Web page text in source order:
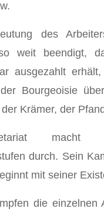
des
weit beendigt,
ausgezahlt
Bourgeoisie
Krämer, der
macht
durch. Sein
mit seiner
die einzelnen